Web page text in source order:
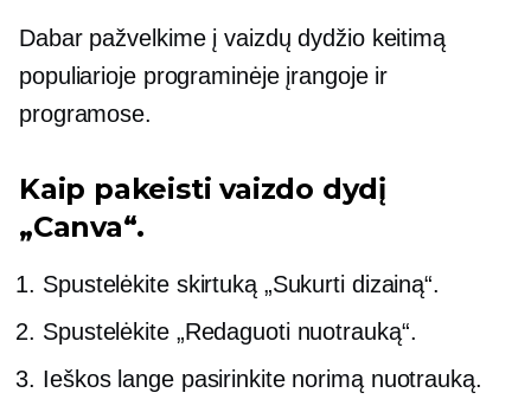
Dabar pažvelkime į vaizdų dydžio keitimą
populiarioje programinėje įrangoje ir
programose.
Kaip pakeisti vaizdo dydį
„Canva“.
Spustelėkite skirtuką „Sukurti dizainą“.
Spustelėkite „Redaguoti nuotrauką“.
Ieškos lange pasirinkite norimą nuotrauką.